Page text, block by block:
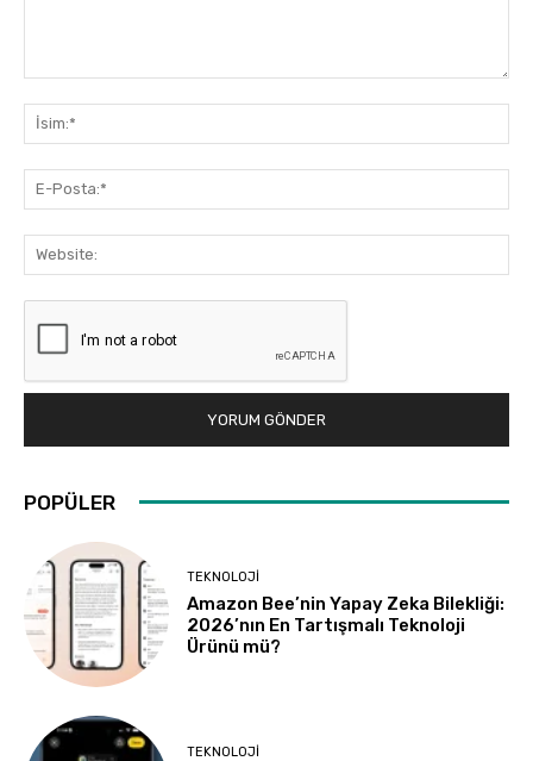
POPÜLER
TEKNOLOJI
Amazon Bee’nin Yapay Zeka Bilekliği:
2026’nın En Tartışmalı Teknoloji
Ürünü mü?
TEKNOLOJI